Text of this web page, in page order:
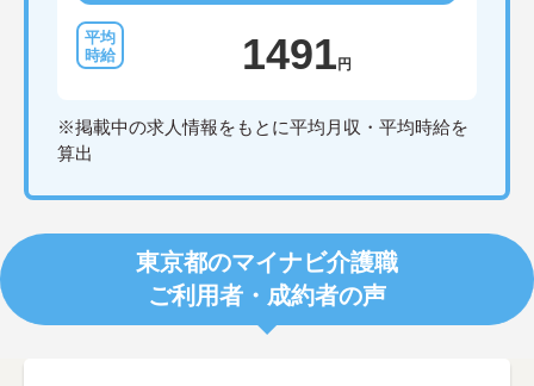
1491 円
※掲載中の求人情報をもとに平均月収・平均時給を
算出
東京都のマイナビ介護職
ご利用者・成約者の声